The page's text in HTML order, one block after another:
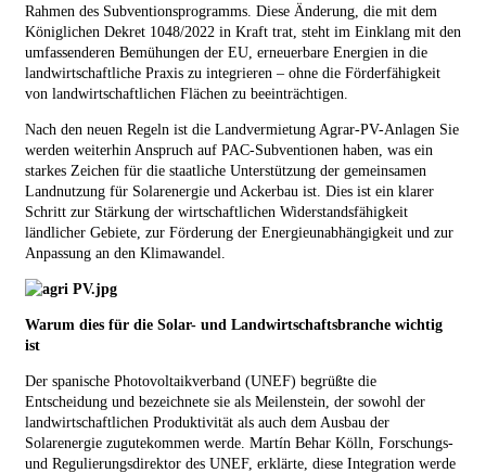
Rahmen des Subventionsprogramms. Diese Änderung, die mit dem
Königlichen Dekret 1048/2022 in Kraft trat, steht im Einklang mit den
umfassenderen Bemühungen der EU, erneuerbare Energien in die
landwirtschaftliche Praxis zu integrieren – ohne die Förderfähigkeit
von landwirtschaftlichen Flächen zu beeinträchtigen.
Nach den neuen Regeln ist die Landvermietung Agrar-PV-Anlagen Sie
werden weiterhin Anspruch auf PAC-Subventionen haben, was ein
starkes Zeichen für die staatliche Unterstützung der gemeinsamen
Landnutzung für Solarenergie und Ackerbau ist. Dies ist ein klarer
Schritt zur Stärkung der wirtschaftlichen Widerstandsfähigkeit
ländlicher Gebiete, zur Förderung der Energieunabhängigkeit und zur
Anpassung an den Klimawandel.
Warum dies für die Solar- und Landwirtschaftsbranche wichtig
ist
Der spanische Photovoltaikverband (UNEF) begrüßte die
Entscheidung und bezeichnete sie als Meilenstein, der sowohl der
landwirtschaftlichen Produktivität als auch dem Ausbau der
Solarenergie zugutekommen werde. Martín Behar Kölln, Forschungs-
und Regulierungsdirektor des UNEF, erklärte, diese Integration werde